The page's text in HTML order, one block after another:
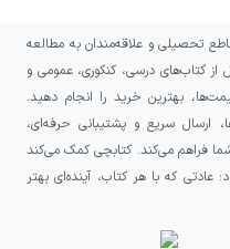
تحصیلی و علاقه‌مندان به مطالعه
کتاب‌های درسی، کنکوری، عمومی و
بهترین خرید را انجام دهید.
سریع و پشتیبانی حرفه‌ای،
شما فراهم می‌کند. کتابچی کمک می‌کند
عادتی که با هر کتاب، آینده‌ای بهتر